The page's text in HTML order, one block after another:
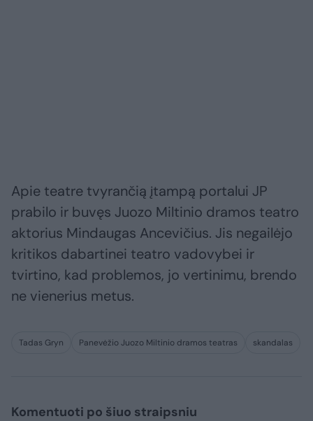
Apie teatre tvyrančią įtampą portalui JP
prabilo ir buvęs Juozo Miltinio dramos teatro
aktorius Mindaugas Ancevičius. Jis negailėjo
kritikos dabartinei teatro vadovybei ir
tvirtino, kad problemos, jo vertinimu, brendo
ne vienerius metus.
Tadas Gryn Panevėžio Juozo Miltinio dramos teatras skandalas
Komentuoti po šiuo straipsniu